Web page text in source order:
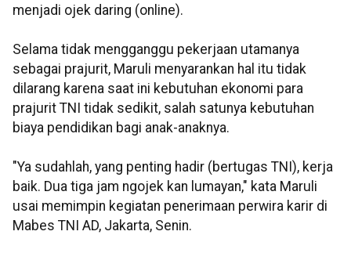
menjadi ojek daring (online).
Selama tidak mengganggu pekerjaan utamanya
sebagai prajurit, Maruli menyarankan hal itu tidak
dilarang karena saat ini kebutuhan ekonomi para
prajurit TNI tidak sedikit, salah satunya kebutuhan
biaya pendidikan bagi anak-anaknya.
"Ya sudahlah, yang penting hadir (bertugas TNI), kerja
baik. Dua tiga jam ngojek kan lumayan," kata Maruli
usai memimpin kegiatan penerimaan perwira karir di
Mabes TNI AD, Jakarta, Senin.